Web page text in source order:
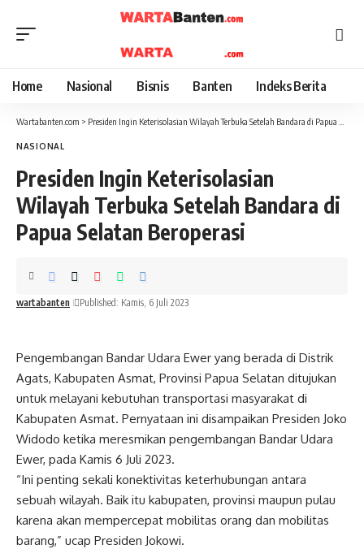
Home Nasional Bisnis Banten Indeks Berita
Wartabanten.com > Presiden Ingin Keterisolasian Wilayah Terbuka Setelah Bandara di Papua Selatan Beroperasi
NASIONAL
Presiden Ingin Keterisolasian
Wilayah Terbuka Setelah Bandara di
Papua Selatan Beroperasi
wartabanten Published: Kamis, 6 Juli 2023
Pengembangan Bandar Udara Ewer yang berada di Distrik
Agats, Kabupaten Asmat, Provinsi Papua Selatan ditujukan
untuk melayani kebutuhan transportasi masyarakat di
Kabupaten Asmat. Pernyataan ini disampaikan Presiden Joko
Widodo ketika meresmikan pengembangan Bandar Udara
Ewer, pada Kamis 6 Juli 2023.
“Ini penting sekali konektivitas keterhubungan antara
sebuah wilayah. Baik itu kabupaten, provinsi maupun pulau
karena akan mempercepat mobilitas orang dan mobilitas
barang,” ucap Presiden Jokowi.